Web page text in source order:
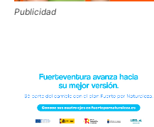
Publicidad